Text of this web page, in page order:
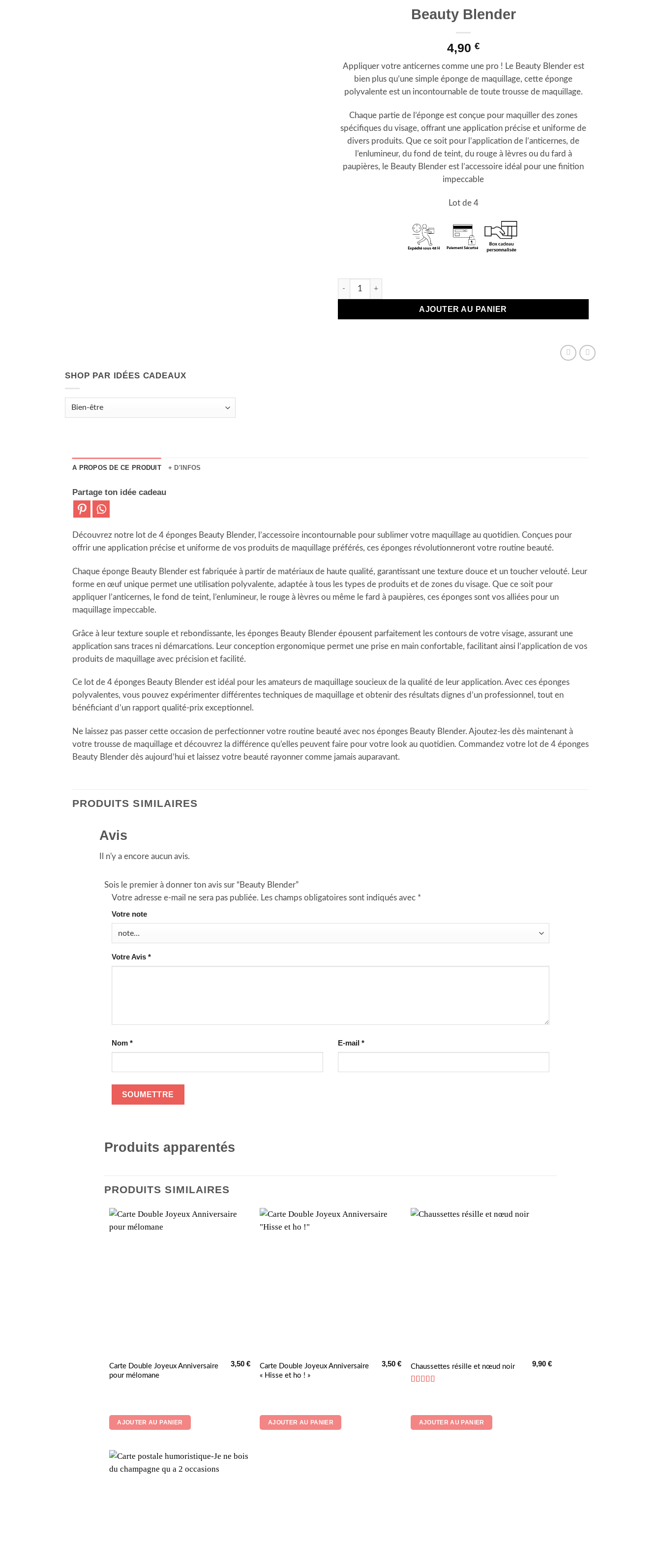
Beauty Blender
4,90 €
Appliquer votre anticernes comme une pro ! Le Beauty Blender est
bien plus qu’une simple éponge de maquillage, cette éponge
polyvalente est un incontournable de toute trousse de maquillage.
Chaque partie de l’éponge est conçue pour maquiller des zones
spécifiques du visage, offrant une application précise et uniforme de
divers produits. Que ce soit pour l’application de l’anticernes, de
l’enlumineur, du fond de teint, du rouge à lèvres ou du fard à
paupières, le Beauty Blender est l’accessoire idéal pour une finition
impeccable
Lot de 4
quantité de Beauty Blender
AJOUTER AU PANIER
SHOP PAR IDÉES CADEAUX
A PROPOS DE CE PRODUIT + D'INFOS
Partage ton idée cadeau
Découvrez notre lot de 4 éponges Beauty Blender, l’accessoire incontournable pour sublimer votre maquillage au quotidien. Conçues pour
offrir une application précise et uniforme de vos produits de maquillage préférés, ces éponges révolutionneront votre routine beauté.
Chaque éponge Beauty Blender est fabriquée à partir de matériaux de haute qualité, garantissant une texture douce et un toucher velouté. Leur
forme en œuf unique permet une utilisation polyvalente, adaptée à tous les types de produits et de zones du visage. Que ce soit pour
appliquer l’anticernes, le fond de teint, l’enlumineur, le rouge à lèvres ou même le fard à paupières, ces éponges sont vos alliées pour un
maquillage impeccable.
Grâce à leur texture souple et rebondissante, les éponges Beauty Blender épousent parfaitement les contours de votre visage, assurant une
application sans traces ni démarcations. Leur conception ergonomique permet une prise en main confortable, facilitant ainsi l’application de vos
produits de maquillage avec précision et facilité.
Ce lot de 4 éponges Beauty Blender est idéal pour les amateurs de maquillage soucieux de la qualité de leur application. Avec ces éponges
polyvalentes, vous pouvez expérimenter différentes techniques de maquillage et obtenir des résultats dignes d’un professionnel, tout en
bénéficiant d’un rapport qualité-prix exceptionnel.
Ne laissez pas passer cette occasion de perfectionner votre routine beauté avec nos éponges Beauty Blender. Ajoutez-les dès maintenant à
votre trousse de maquillage et découvrez la différence qu’elles peuvent faire pour votre look au quotidien. Commandez votre lot de 4 éponges
Beauty Blender dès aujourd’hui et laissez votre beauté rayonner comme jamais auparavant.
PRODUITS SIMILAIRES
Avis
Il n'y a encore aucun avis.
Sois le premier à donner ton avis sur “Beauty Blender”
Votre adresse e-mail ne sera pas publiée. Les champs obligatoires sont indiqués avec *
Votre note
Votre Avis *
Nom * E-mail *
Produits apparentés
PRODUITS SIMILAIRES
Carte Double Joyeux Anniversaire
pour mélomane
3,50 €
AJOUTER AU PANIER
Carte Double Joyeux Anniversaire
« Hisse et ho ! »
3,50 €
AJOUTER AU PANIER
Chaussettes résille et nœud noir 9,90€
AJOUTER AU PANIER